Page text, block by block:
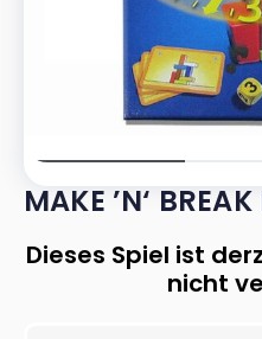
MAKE ’N‘
Dieses Spiel ist
nicht